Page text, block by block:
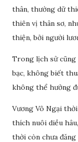
thân, thường dữ
thiên vị thân sơ,
thiện, bởi người
Trong lịch sử cũng
bạc, không biết
không thể hưởng
Vương Vô Ngại
thích nuôi diều
thời còn chưa